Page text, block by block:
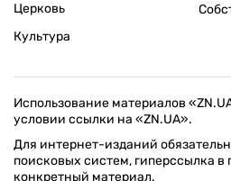
Церковь
Культура
Использование материалов
условии ссылки на «ZN.UA».
Для интернет-изданий
поисковых систем, гиперссылка в
конкретный материал.